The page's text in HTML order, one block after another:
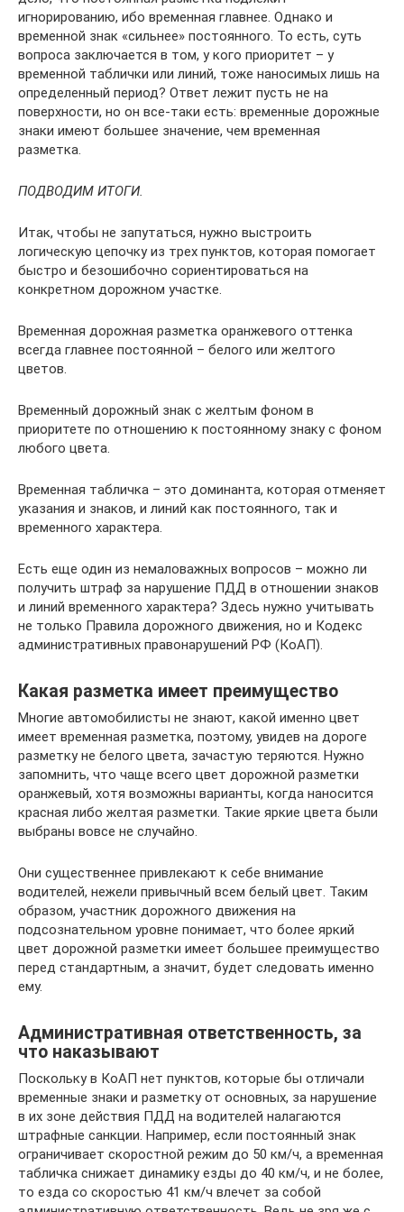
игнорированию, ибо временная главнее. Однако и
временной знак «сильнее» постоянного. То есть, суть
вопроса заключается в том, у кого приоритет – у
временной таблички или линий, тоже наносимых лишь на
определенный период? Ответ лежит пусть не на
поверхности, но он все-таки есть: временные дорожные
знаки имеют большее значение, чем временная
разметка.
ПОДВОДИМ ИТОГИ.
Итак, чтобы не запутаться, нужно выстроить
логическую цепочку из трех пунктов, которая помогает
быстро и безошибочно сориентироваться на
конкретном дорожном участке.
Временная дорожная разметка оранжевого оттенка
всегда главнее постоянной – белого или желтого
цветов.
Временный дорожный знак с желтым фоном в
приоритете по отношению к постоянному знаку с фоном
любого цвета.
Временная табличка – это доминанта, которая отменяет
указания и знаков, и линий как постоянного, так и
временного характера.
Есть еще один из немаловажных вопросов – можно ли
получить штраф за нарушение ПДД в отношении знаков
и линий временного характера? Здесь нужно учитывать
не только Правила дорожного движения, но и Кодекс
административных правонарушений РФ (КоАП).
Какая разметка имеет преимущество
Многие автомобилисты не знают, какой именно цвет
имеет временная разметка, поэтому, увидев на дороге
разметку не белого цвета, зачастую теряются. Нужно
запомнить, что чаще всего цвет дорожной разметки
оранжевый, хотя возможны варианты, когда наносится
красная либо желтая разметки. Такие яркие цвета были
выбраны вовсе не случайно.
Они существеннее привлекают к себе внимание
водителей, нежели привычный всем белый цвет. Таким
образом, участник дорожного движения на
подсознательном уровне понимает, что более яркий
цвет дорожной разметки имеет большее преимущество
перед стандартным, а значит, будет следовать именно
ему.
Административная ответственность, за
что наказывают
Поскольку в КоАП нет пунктов, которые бы отличали
временные знаки и разметку от основных, за нарушение
в их зоне действия ПДД на водителей налагаются
штрафные санкции. Например, если постоянный знак
ограничивает скоростной режим до 50 км/ч, а временная
табличка снижает динамику езды до 40 км/ч, и не более,
то езда со скоростью 41 км/ч влечет за собой